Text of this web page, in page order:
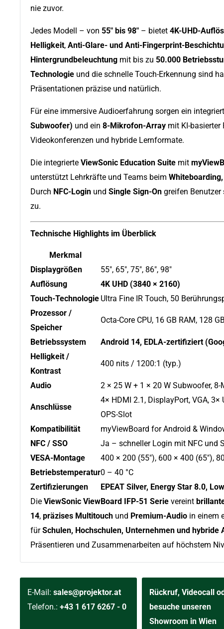
nie zuvor.
Jedes Modell – von 55" bis 98" – bietet 4K-UHD-
Helligkeit, Anti-Glare- und Anti-Fingerprint-
Hintergrundbeleuchtung mit bis zu 50.000
Technologie und die schnelle Touch-Erkennung sind
Präsentationen präzise und natürlich.
Für eine immersive Audioerfahrung sorgen ein
Subwoofer) und ein 8-Mikrofon-Array mit KI-
Videokonferenzen und hybride Lernformate.
Die integrierte ViewSonic Education Suite mit
unterstützt Lehrkräfte und Teams beim
Durch NFC-Login und Single Sign-On greifen
zu.
Technische Highlights im Überblick
Merkmal
Displaygrößen
55", 65", 75", 86", 98"
Auflösung
4K UHD (3840 × 2160)
Touch-Technologie Ultra Fine IR Touch, 50
Prozessor /
Speicher
Octa-Core CPU, 16 GB RAM, 128
Betriebssystem
Android 14, EDLA-zertifiziert
Helligkeit /
Kontrast
400 nits / 1200:1 (typ.)
Audio 2 × 25 W + 1 × 20 W Subwoofer,
Anschlüsse
4× HDMI 2.1, DisplayPort, VGA, 3×
OPS-Slot
Kompatibilität
myViewBoard for Android &
NFC / SSO
Ja – schneller Login mit NFC und
VESA-Montage
400 × 200 (55"), 600 × 400 (65"),
Betriebstemperatur0 – 40 °C
Zertifizierungen
EPEAT Silver, Energy Star 8.0,
Die ViewSonic ViewBoard IFP-51 Serie vereint
14, präzises Multitouch und Premium-Audio in einem
fürSchulen, Hochschulen, Unternehmen und hybride
Präsentieren und Zusammenarbeiten auf höchstem
E-Mail: sales@projektor.at
Telefon.: +43 1 617 6267 - 0
Rückruf, Videocall
besuche unseren
Showroom in Wien